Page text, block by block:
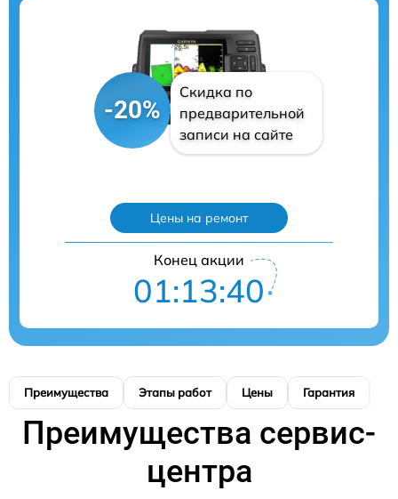
-20%
Скидка по
предварительной
записи на сайте
Цены на ремонт
Конец акции
01:13:39
Преимущества Этапы работ Цены Гарантия
Преимущества сервис-
центра